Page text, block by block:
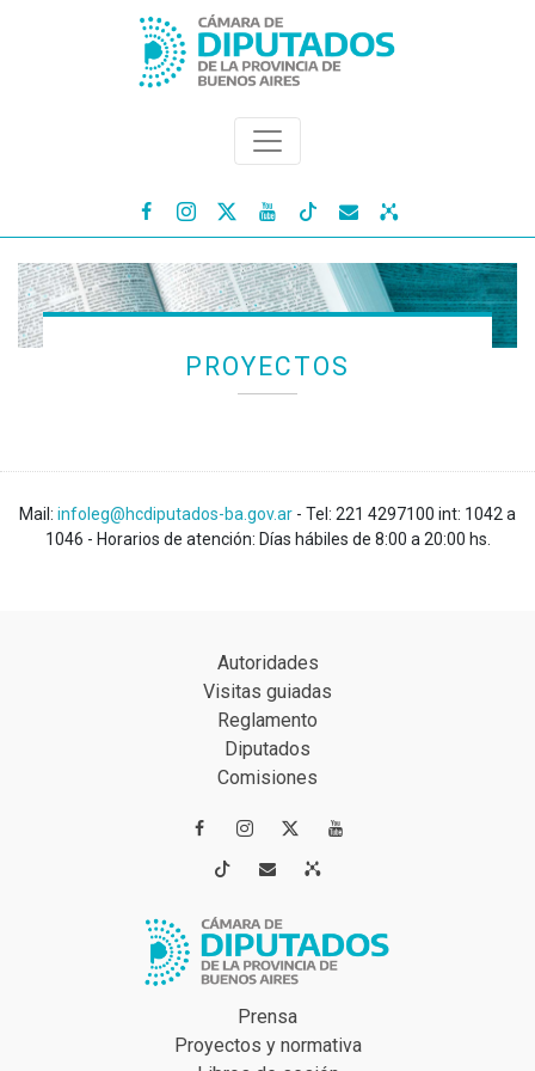
   
PROYECTOS
Mail: infoleg@hcdiputados-ba.gov.ar - Tel: 221 4297100 int: 1042 a
1046 - Horarios de atención: Días hábiles de 8:00 a 20:00 hs.
Autoridades
Visitas guiadas
Reglamento
Diputados
Comisiones
 
 
Prensa
Proyectos y normativa